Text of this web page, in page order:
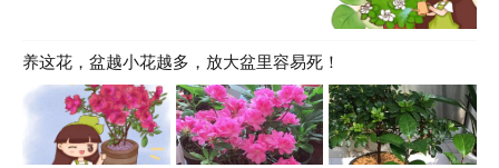
养这花，盆越小花越多，放大盆里容易死！